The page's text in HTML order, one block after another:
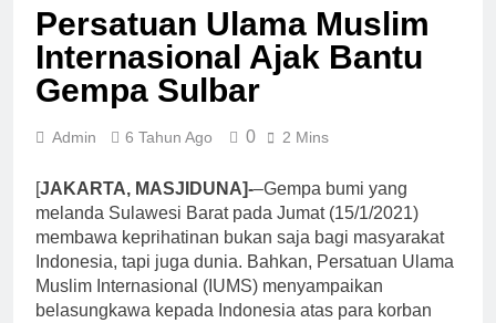
Ramadan
Program Fikih
Genzi Selama
Ramadan
Ketika
Kebaikan
Terasa Kurang
dan Ujian
8 Bulan Ago
Abadi
8 Bulan Ago
Persatuan Ulama Muslim
Internasional Ajak Bantu
Gempa Sulbar
Admin 6 Tahun Ago 0 2 Mins
[JAKARTA, MASJIDUNA]-–Gempa bumi yang
melanda Sulawesi Barat pada Jumat (15/1/2021)
membawa keprihatinan bukan saja bagi masyarakat
Indonesia, tapi juga dunia. Bahkan, Persatuan Ulama
Muslim Internasional (IUMS) menyampaikan
belasungkawa kepada Indonesia atas para korban